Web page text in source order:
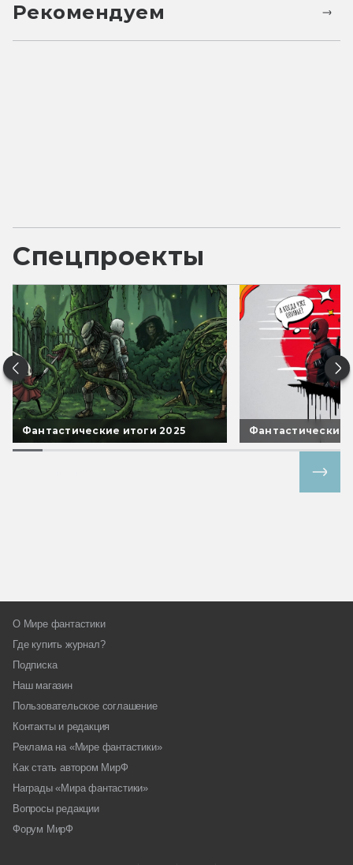
Рекомендуем
Спецпроекты
Фантастические итоги 2025 Фантастические
О Мире фантастики
Где купить журнал?
Подписка
Наш магазин
Пользовательское соглашение
Контакты и редакция
Реклама на «Мире фантастики»
Как стать автором МирФ
Награды «Мира фантастики»
Вопросы редакции
Форум МирФ